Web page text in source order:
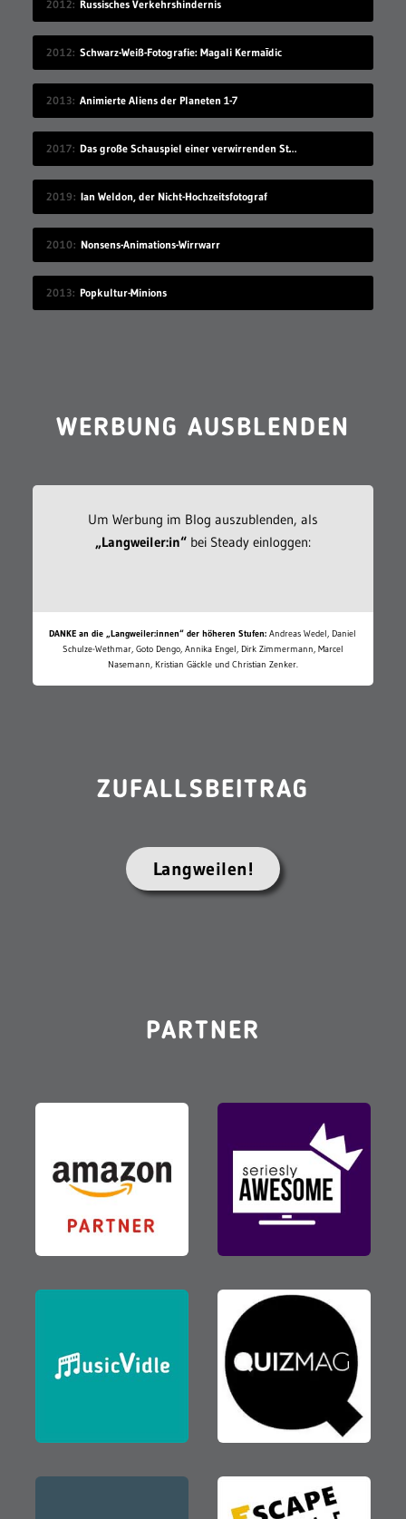
2012 Russisches Verkehrshindernis
2012 Schwarz-Weiß-Fotografie: Magali Kermaīdic
2013 Animierte Aliens der Planeten 1-7
2017 Das große Schauspiel einer verwirrenden Straßenkennzeichnung
2019 Ian Weldon, der Nicht-Hochzeitsfotograf
2010 Nonsens-Animations-Wirrwarr
2013 Popkultur-Minions
WERBUNG AUSBLENDEN
Um Werbung im Blog auszublenden, als
„Langweiler:in“bei Steady einloggen:
DANKE an die „Langweiler:innen“ der höheren Stufen: Andreas Wedel, Daniel
Schulze-Wethmar, Goto Dengo, Annika Engel, Dirk Zimmermann, Marcel
Nasemann, Kristian Gäckle und Christian Zenker.
ZUFALLSBEITRAG
Langweilen!
PARTNER